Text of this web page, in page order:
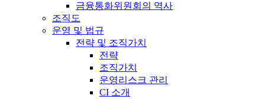
금융통화위원회의 역사
조직도
운영 및 법규
전략 및 조직가치
전략
조직가치
운영리스크 관리
CI 소개